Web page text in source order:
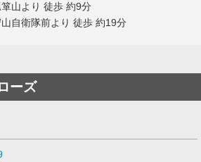
山より 徒歩 約9分
自衛隊前より 徒歩 約19分
ーズ